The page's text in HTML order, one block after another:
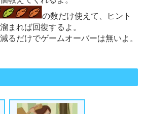
の数だけ使えて、ヒント
まれば回復するよ。
るだけでゲームオーバーは無いよ。